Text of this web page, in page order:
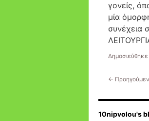
γονείς,
μία
συνέχεια
Δημοσιεύθηκε
←
10nipvolou's